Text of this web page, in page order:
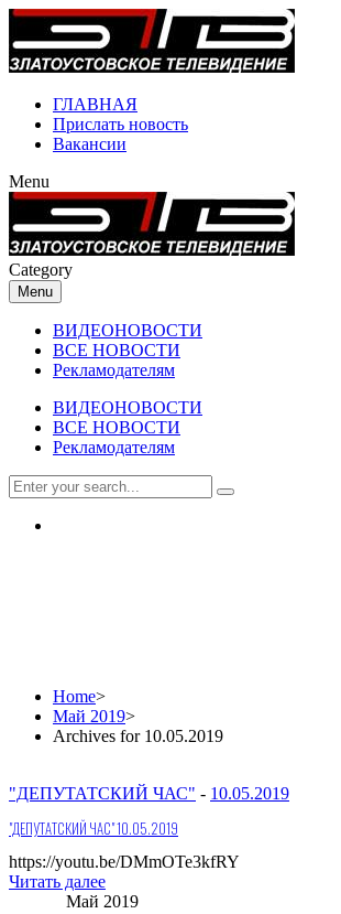
ГЛАВНАЯ
Прислать новость
Вакансии
Menu
Category
Menu
ВИДЕОНОВОСТИ
ВСЕ НОВОСТИ
Рекламодателям
ВИДЕОНОВОСТИ
ВСЕ НОВОСТИ
Рекламодателям
Home>
Май 2019>
Archives for 10.05.2019
"ДЕПУТАТСКИЙ ЧАС" - 10.05.2019
"ДЕПУТАТСКИЙ ЧАС" 10.05.2019
https://youtu.be/DMmOTe3kfRY
Читать далее
Май 2019